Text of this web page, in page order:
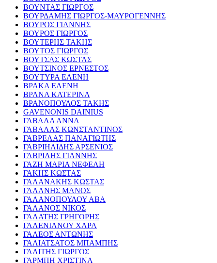
ΒΟΥΝΤΑΣ ΓΙΩΡΓΟΣ
ΒΟΥΡΔΑΜΗΣ ΓΙΩΡΓΟΣ-ΜΑΥΡΟΓΕΝΝΗΣ
ΒΟΥΡΟΣ ΓΙΑΝΝΗΣ
ΒΟΥΡΟΣ ΓΙΩΡΓΟΣ
ΒΟΥΤΕΡΗΣ ΤΑΚΗΣ
ΒΟΥΤΟΣ ΓΙΩΡΓΟΣ
ΒΟΥΤΣΑΣ ΚΩΣΤΑΣ
ΒΟΥΤΣΙΝΟΣ ΕΡΝΕΣΤΟΣ
ΒΟΥΤΥΡΑ ΕΛΕΝΗ
ΒΡΑΚΑ ΕΛΕΝΗ
ΒΡΑΝΑ ΚΑΤΕΡΙΝΑ
ΒΡΑΝΟΠΟΥΛΟΣ ΤΑΚΗΣ
GAVENONIS DAINIUS
ΓΑΒΑΛΑ ΑΝΝΑ
ΓΑΒΑΛΑΣ ΚΩΝΣΤΑΝΤΙΝΟΣ
ΓΑΒΡΕΛΑΣ ΠΑΝΑΓΙΩΤΗΣ
ΓΑΒΡΙΗΛΙΔΗΣ ΑΡΣΕΝΙΟΣ
ΓΑΒΡΙΛΗΣ ΓΙΑΝΝΗΣ
ΓΑΖΗ ΜΑΡΙΑ ΝΕΦΕΛΗ
ΓΑΚΗΣ ΚΩΣΤΑΣ
ΓΑΛΑΝΑΚΗΣ ΚΩΣΤΑΣ
ΓΑΛΑΝΗΣ ΜΑΝΟΣ
ΓΑΛΑΝΟΠΟΥΛΟΥ ΑΒΑ
ΓΑΛΑΝΟΣ ΝΙΚΟΣ
ΓΑΛΑΤΗΣ ΓΡΗΓΟΡΗΣ
ΓΑΛΕΝΙΑΝΟΥ ΧΑΡΑ
ΓΑΛΕΟΣ ΑΝΤΩΝΗΣ
ΓΑΛΙΑΤΣΑΤΟΣ ΜΠΑΜΠΗΣ
ΓΑΛΙΤΗΣ ΓΙΩΡΓΟΣ
ΓΑΡΜΠΗ ΧΡΙΣΤΙΝΑ